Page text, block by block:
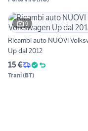
9
Ricambi auto NUOVI
Up dal 2012
15 €
Trani(BT)